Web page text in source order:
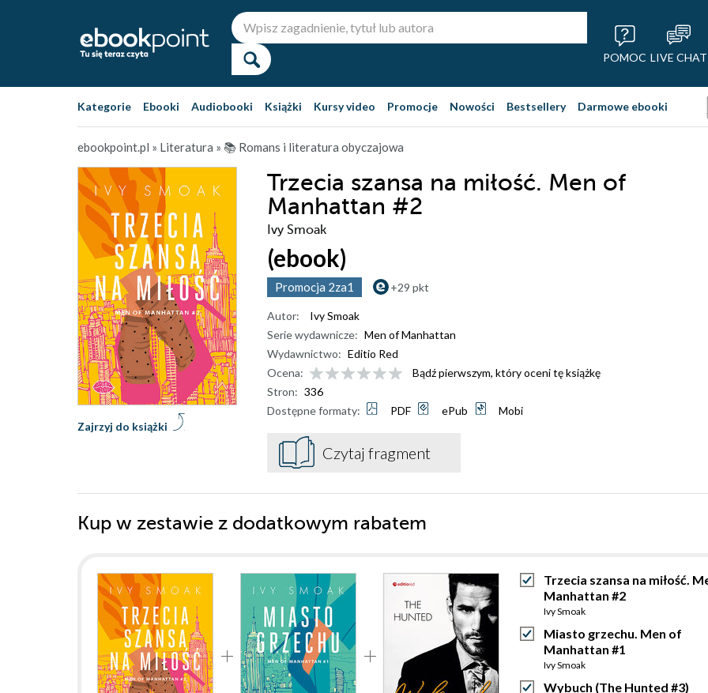
POMOC LIVE CHAT
Kategorie Ebooki Audiobooki Książki Kursy video Promocje Nowości Bestsellery Darmowe ebooki
ebookpoint.pl » Literatura » 📚 Romans i literatura obyczajowa
Trzecia szansa na miłość. Men of
Manhattan #2
Ivy Smoak
(ebook)
Promocja 2za1 +29 pkt
Zajrzyj do książki
Autor:
Ivy Smoak
Serie wydawnicze: Men of Manhattan
Wydawnictwo: Editio Red
Ocena:
Bądź pierwszym, który oceni tę książkę
Stron: 336
Dostępne formaty:
PDF ePub Mobi
Czytaj fragment
Kup w zestawie z dodatkowym rabatem
Trzecia szansa na miłość.
Manhattan #2
Ivy Smoak
Miasto grzechu. Men of
Manhattan #1
Ivy Smoak
Wybuch (The Hunted #3)